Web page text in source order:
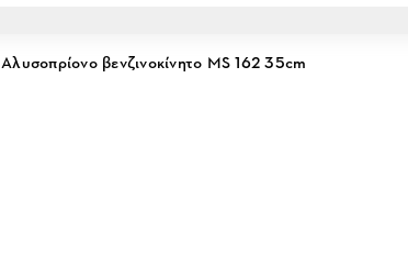
Αλυσοπρίονο βενζινοκίνητο MS 162 35cm